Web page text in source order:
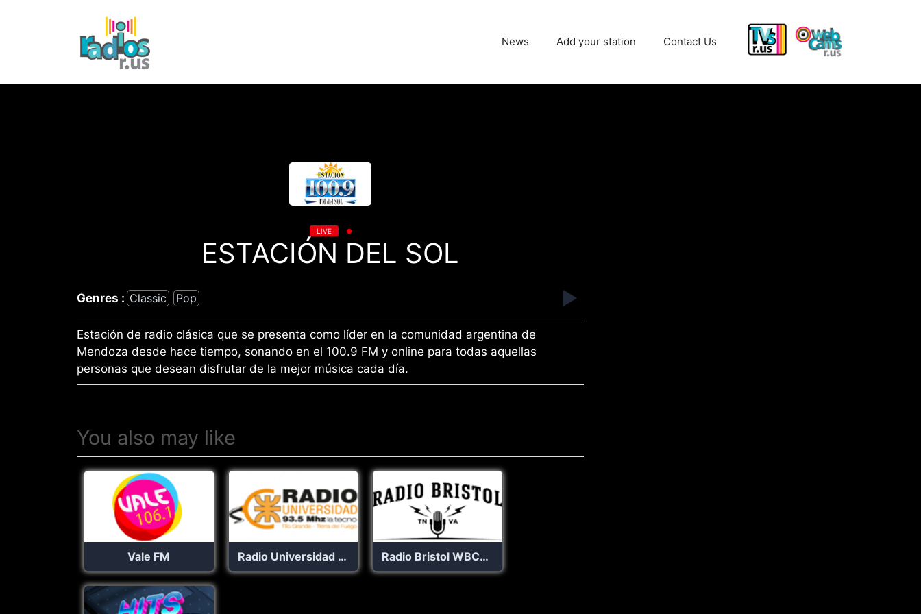
News Add your station Contact Us
LIVE
ESTACIÓN DEL SOL
Genres : Classic Pop
Estación de radio clásica que se presenta como líder en la comunidad argentina de
Mendoza desde hace tiempo, sonando en el 100.9 FM y online para todas aquellas
personas que desean disfrutar de la mejor música cada día.
You also may like
Vale FM Radio Universidad 93.5 Radio Bristol WBCM 100.1 FM